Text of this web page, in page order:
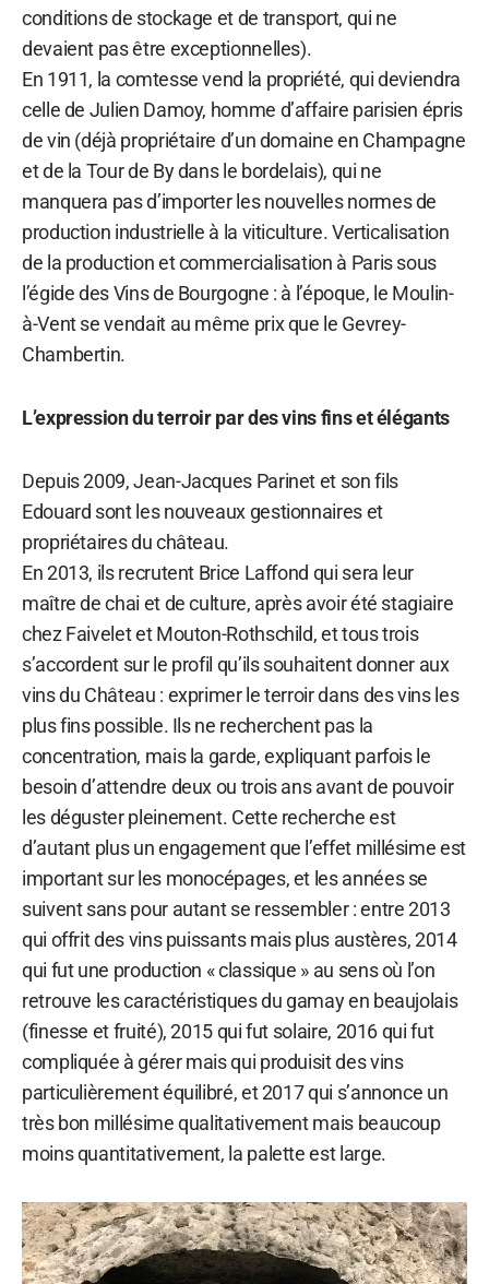
conditions de stockage et de transport, qui ne
devaient pas être exceptionnelles).
En 1911, la comtesse vend la propriété, qui deviendra
celle de Julien Damoy, homme d’affaire parisien épris
de vin (déjà propriétaire d’un domaine en Champagne
et de la Tour de By dans le bordelais), qui ne
manquera pas d’importer les nouvelles normes de
production industrielle à la viticulture. Verticalisation
de la production et commercialisation à Paris sous
l’égide des Vins de Bourgogne : à l’époque, le Moulin-
à-Vent se vendait au même prix que le Gevrey-
Chambertin.
L’expression du terroir par des vins fins et élégants
Depuis 2009, Jean-Jacques Parinet et son fils
Edouard sont les nouveaux gestionnaires et
propriétaires du château.
En 2013, ils recrutent Brice Laffond qui sera leur
maître de chai et de culture, après avoir été stagiaire
chez Faivelet et Mouton-Rothschild, et tous trois
s’accordent sur le profil qu’ils souhaitent donner aux
vins du Château : exprimer le terroir dans des vins les
plus fins possible. Ils ne recherchent pas la
concentration, mais la garde, expliquant parfois le
besoin d’attendre deux ou trois ans avant de pouvoir
les déguster pleinement. Cette recherche est
d’autant plus un engagement que l’effet millésime est
important sur les monocépages, et les années se
suivent sans pour autant se ressembler : entre 2013
qui offrit des vins puissants mais plus austères, 2014
qui fut une production « classique » au sens où l’on
retrouve les caractéristiques du gamay en beaujolais
(finesse et fruité), 2015 qui fut solaire, 2016 qui fut
compliquée à gérer mais qui produisit des vins
particulièrement équilibré, et 2017 qui s’annonce un
très bon millésime qualitativement mais beaucoup
moins quantitativement, la palette est large.